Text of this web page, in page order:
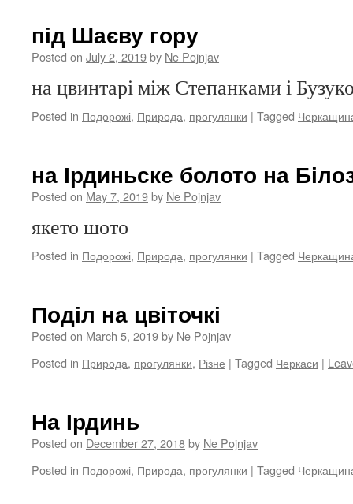
під Шаєву гору
Posted on July 2, 2019by Ne Pojnjav
на цвинтарі між Степанками і
Posted in Подорожі, Природа, прогулянки | Tagged
на Ірдиньске болото на
Posted on May 7, 2019by Ne Pojnjav
якето шото
Posted in Подорожі, Природа, прогулянки | Tagged
Поділ на цвіточкі
Posted on March 5, 2019by Ne Pojnjav
Posted in Природа, прогулянки, Різне | Tagged Черкаси |
На Ірдинь
Posted on December 27, 2018by Ne Pojnjav
Posted in Подорожі, Природа, прогулянки | Tagged